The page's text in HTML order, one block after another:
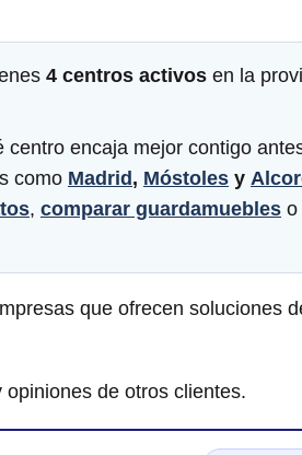
4 centros activos en la
encaja mejor contigo
como Madrid , Móstoles y
, comparar guardamuebles o
que ofrecen soluciones
de otros clientes.